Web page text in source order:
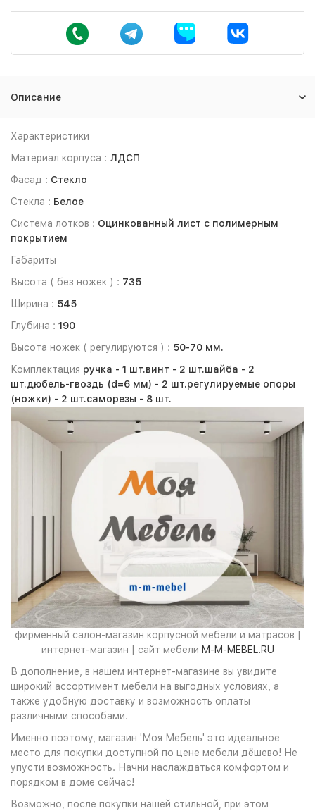
Описание
Характеристики
Материал корпуса : ЛДСП
Фасад : Стекло
Стекла : Белое
Система лотков : Оцинкованный лист с полимерным
покрытием
Габариты
Высота ( без ножек ) : 735
Ширина : 545
Глубина : 190
Высота ножек ( регулируются ) : 50-70 мм.
Комплектация ручка - 1 шт.винт - 2 шт.шайба - 2
шт.дюбель-гвоздь (d=6 мм) - 2 шт.регулируемые опоры
(ножки) - 2 шт.саморезы - 8 шт.
фирменный салон-магазин корпусной мебели и матрасов |
интернет-магазин | сайт мебели M-M-MEBEL.RU
В дополнение, в нашем интернет-магазине вы увидите
широкий ассортимент мебели на выгодных условиях, а
также удобную доставку и возможность оплаты
различными способами.
Именно поэтому, магазин 'Моя Мебель' это идеальное
место для покупки доступной по цене мебели дёшево! Не
упусти возможность. Начни наслаждаться комфортом и
порядком в доме сейчас!
Возможно, после покупки нашей стильной, при этом